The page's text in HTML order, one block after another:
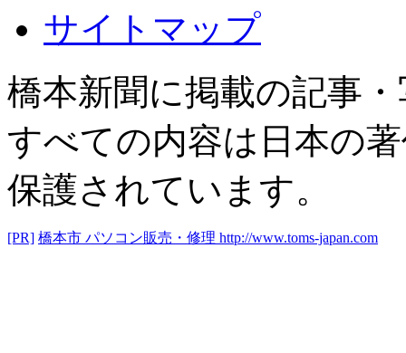
サイトマップ
橋本新聞に掲載の記事
すべての内容は日本の
保護されています。
[PR] 橋本市 パソコン販売・修理 http://www.toms-japan.com